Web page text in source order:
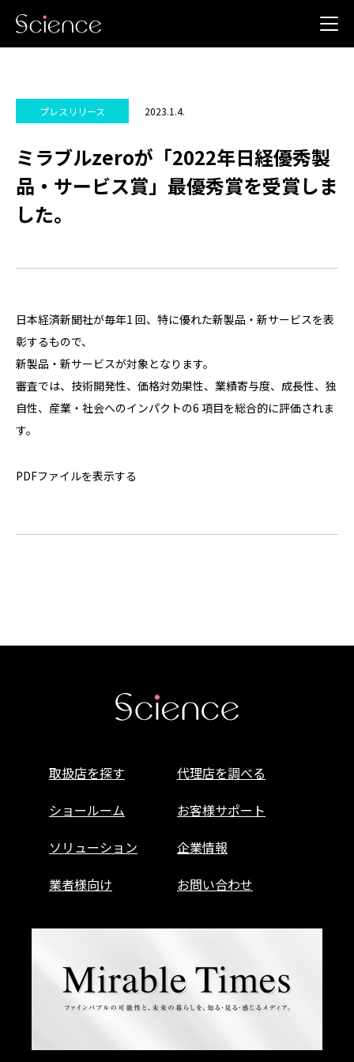
プレスリリース 2023.1.4.
ミラブルzeroが「2022年日経優秀製
品・サービス賞」最優秀賞を受賞しま
した。
日本経済新聞社が毎年1 回、特に優れた新製品・新サービスを表
彰するもので、
新製品・新サービスが対象となります。
審査では、技術開発性、価格対効果性、業績寄与度、成長性、独
自性、産業・社会へのインパクトの6 項目を総合的に評価されま
す。
PDFファイルを表示する
取扱店を探す
代理店を調べる
ショールーム
お客様サポート
ソリューション
企業情報
業者様向け
お問い合わせ